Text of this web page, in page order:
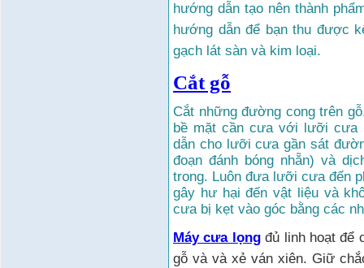
hướng dẫn tạo nên thành
hướng dẫn để bạn thu được
gạch lát sàn và kim loại.
Cắt gỗ
Cắt những đường cong trên
bề mặt cần cưa với lưỡi cưa
dẫn cho lưỡi cưa gần sát
đoạn đánh bóng nhẵn) và
trong. Luôn đưa lưỡi cưa đến
gây hư hại đến vật liệu và
cưa bị kẹt vào góc bằng các
Máy cưa lọngđủ linh hoạt để
gỗ và và xẻ ván xiên. Giữ